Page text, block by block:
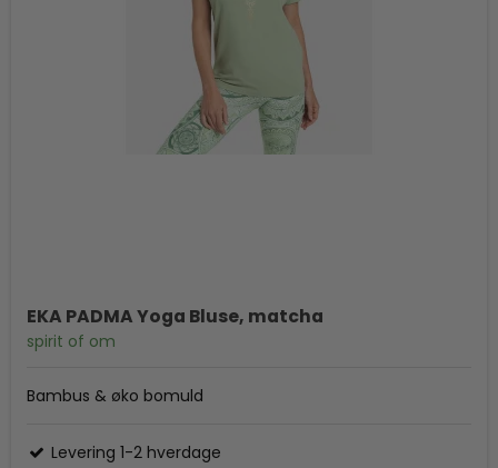
EKA PADMA Yoga Bluse, matcha
spirit of om
Bambus & øko bomuld
Levering 1-2 hverdage